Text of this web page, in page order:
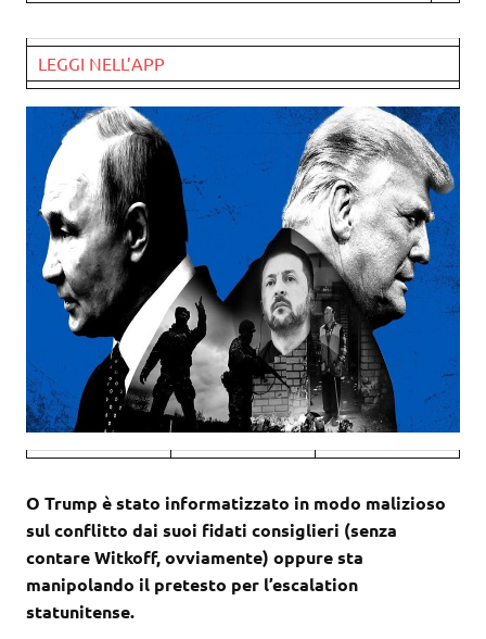
LEGGI NELL’APP
O Trump è stato informatizzato in modo malizioso
sul conflitto dai suoi fidati consiglieri (senza
contare Witkoff, ovviamente) oppure sta
manipolando il pretesto per l’escalation
statunitense.